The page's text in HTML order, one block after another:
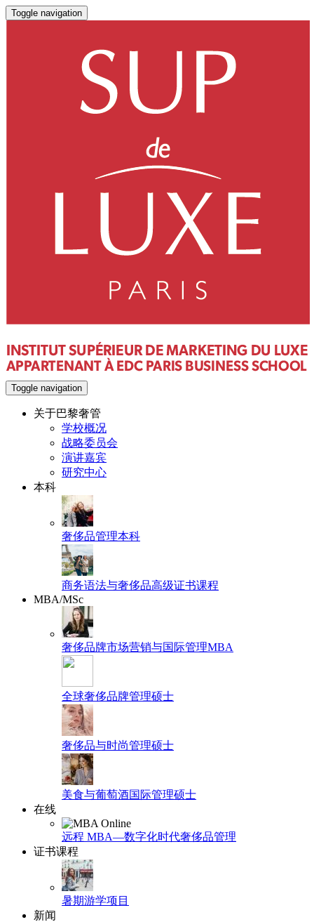
Toggle navigation
Toggle navigation
关于巴黎奢管
学校概况
战略委员会
演讲嘉宾
研究中心
本科
奢侈品管理本科
商务语法与奢侈品高级证书课程
MBA/MSc
奢侈品牌市场营销与国际管理MBA
全球奢侈品牌管理硕士
奢侈品与时尚管理硕士
美食与葡萄酒国际管理硕士
在线
远程 MBA—数字化时代奢侈品管理
证书课程
暑期游学项目
新闻